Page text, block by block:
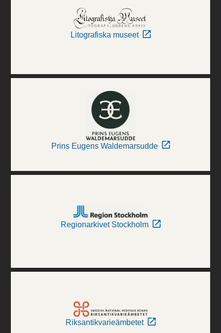
Litografiska museet
Prins Eugens Waldemarsudde
Regionarkivet Stockholm
Riksantikvarieämbetet